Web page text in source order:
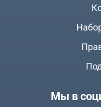
Мы в